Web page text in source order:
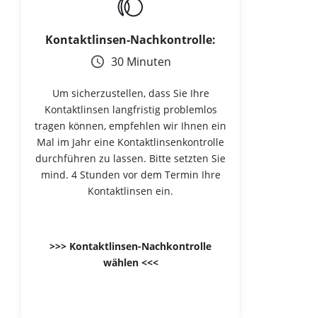
Kontaktlinsen-Nachkontrolle:
30 Minuten
Um sicherzustellen, dass Sie Ihre
Kontaktlinsen langfristig problemlos
tragen können, empfehlen wir Ihnen ein
Mal im Jahr eine Kontaktlinsenkontrolle
durchführen zu lassen. Bitte setzten Sie
mind. 4 Stunden vor dem Termin Ihre
Kontaktlinsen ein.
>>> Kontaktlinsen-Nachkontrolle
wählen <<<